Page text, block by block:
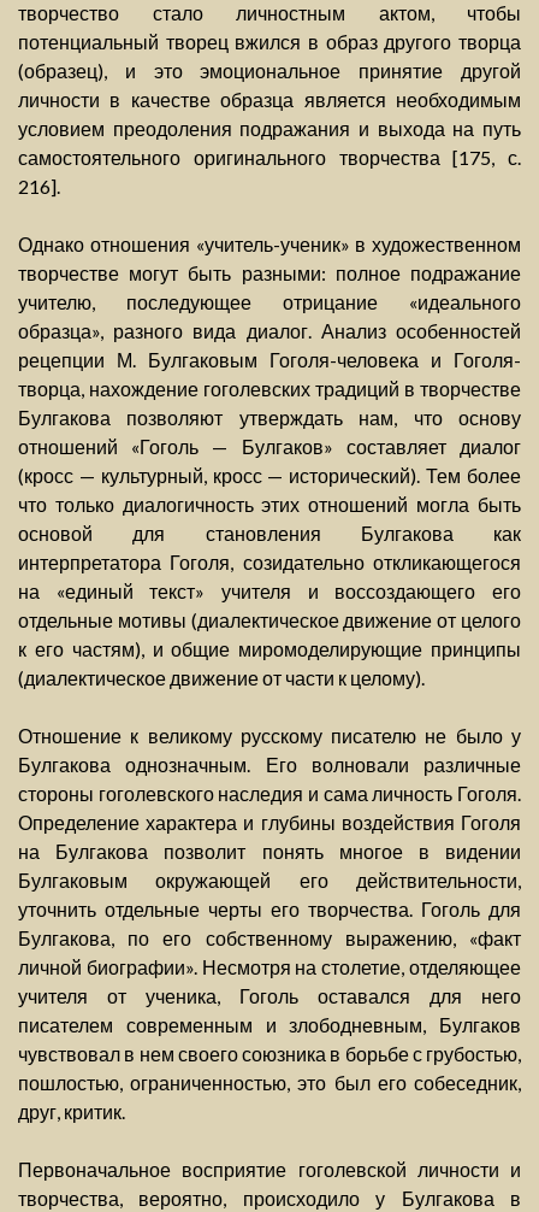
творчество стало личностным актом, чтобы
потенциальный творец вжился в образ другого творца
(образец), и это эмоциональное принятие другой
личности в качестве образца является необходимым
условием преодоления подражания и выхода на путь
самостоятельного оригинального творчества [175, с.
216].
Однако отношения «учитель-ученик» в художественном
творчестве могут быть разными: полное подражание
учителю, последующее отрицание «идеального
образца», разного вида диалог. Анализ особенностей
рецепции М. Булгаковым Гоголя-человека и Гоголя-
творца, нахождение гоголевских традиций в творчестве
Булгакова позволяют утверждать нам, что основу
отношений «Гоголь — Булгаков» составляет диалог
(кросс — культурный, кросс — исторический). Тем более
что только диалогичность этих отношений могла быть
основой для становления Булгакова как
интерпретатора Гоголя, созидательно откликающегося
на «единый текст» учителя и воссоздающего его
отдельные мотивы (диалектическое движение от целого
к его частям), и общие миромоделирующие принципы
(диалектическое движение от части к целому).
Отношение к великому русскому писателю не было у
Булгакова однозначным. Его волновали различные
стороны гоголевского наследия и сама личность Гоголя.
Определение характера и глубины воздействия Гоголя
на Булгакова позволит понять многое в видении
Булгаковым окружающей его действительности,
уточнить отдельные черты его творчества. Гоголь для
Булгакова, по его собственному выражению, «факт
личной биографии». Несмотря на столетие, отделяющее
учителя от ученика, Гоголь оставался для него
писателем современным и злободневным, Булгаков
чувствовал в нем своего союзника в борьбе с грубостью,
пошлостью, ограниченностью, это был его собеседник,
друг, критик.
Первоначальное восприятие гоголевской личности и
творчества, вероятно, происходило у Булгакова в